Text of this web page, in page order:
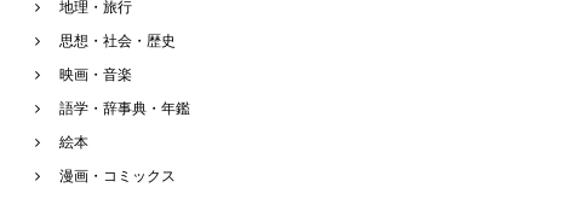
地理・旅行
思想・社会・歴史
映画・音楽
語学・辞事典・年鑑
絵本
漫画・コミックス